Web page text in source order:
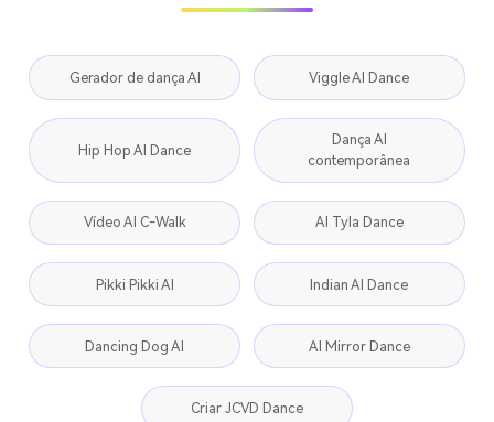
Gerador de dança AI Viggle AI Dance
Hip Hop AI Dance
Dança AI
contemporânea
Vídeo AI C-Walk AI Tyla Dance
Pikki Pikki AI Indian AI Dance
Dancing Dog AI AI Mirror Dance
Criar JCVD Dance